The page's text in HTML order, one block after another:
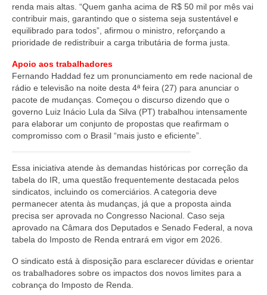
renda mais altas. “Quem ganha acima de R$ 50 mil por mês vai
contribuir mais, garantindo que o sistema seja sustentável e
equilibrado para todos”, afirmou o ministro, reforçando a
prioridade de redistribuir a carga tributária de forma justa.
Apoio aos trabalhadores
Fernando Haddad fez um pronunciamento em rede nacional de
rádio e televisão na noite desta 4ª feira (27) para anunciar o
pacote de mudanças. Começou o discurso dizendo que o
governo Luiz Inácio Lula da Silva (PT) trabalhou intensamente
para elaborar um conjunto de propostas que reafirmam o
compromisso com o Brasil “mais justo e eficiente”.
Essa iniciativa atende às demandas históricas por correção da
tabela do IR, uma questão frequentemente destacada pelos
sindicatos, incluindo os comerciários. A categoria deve
permanecer atenta às mudanças, já que a proposta ainda
precisa ser aprovada no Congresso Nacional. Caso seja
aprovado na Câmara dos Deputados e Senado Federal, a nova
tabela do Imposto de Renda entrará em vigor em 2026.
O sindicato está à disposição para esclarecer dúvidas e orientar
os trabalhadores sobre os impactos dos novos limites para a
cobrança do Imposto de Renda.